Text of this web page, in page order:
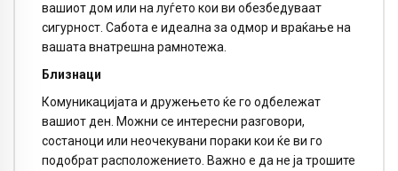
вашиот дом или на луѓето кои ви обезбедуваат
сигурност. Сабота е идеална за одмор и враќање на
вашата внатрешна рамнотежа.
Близнаци
Комуникацијата и дружењето ќе го одбележат
вашиот ден. Можни се интересни разговори,
состаноци или неочекувани пораки кои ќе ви го
подобрат расположението. Важно е да не ја трошите